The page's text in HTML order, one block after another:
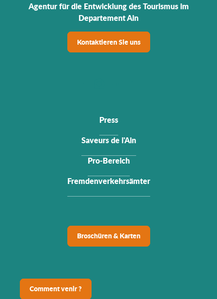
Agentur für die Entwicklung des Tourismus im
Departement Ain
Kontaktieren Sie uns
Press
Saveurs de l'Ain
Pro-Bereich
Fremdenverkehrsämter
Broschüren & Karten
Comment venir ?